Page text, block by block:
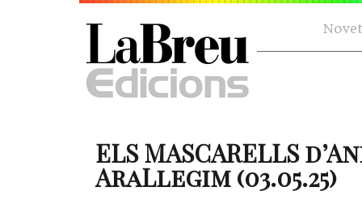
ELS MASCARELLS
AraLlegim (03.05.25)